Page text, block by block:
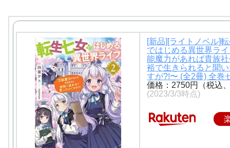
[新品][ライトノベル]
ではじめる異世界ラ
能魔力があれば貴族
裕で生きられると聞
すが?!〜 (全2冊) 全巻
価格：2750円（税込
(2023/3/3時点)